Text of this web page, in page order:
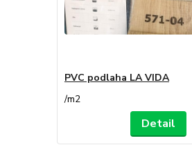
PVC podlaha LA VIDA
/m2
Detail